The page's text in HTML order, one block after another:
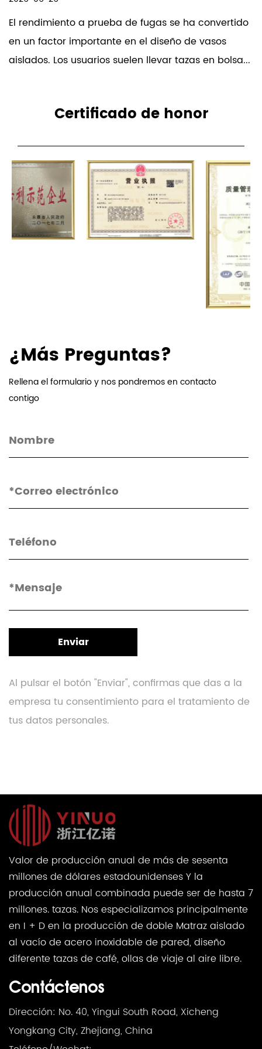
venden en todo el mundo. La empresa ha
obtenido el reconocimiento unánime de los
consumidores por la satisfactoria calidad de
Contamos con un equipo profesional de I+D.
Podemos aceptar OEM y ODM.
El rendimiento a prueba de fugas se ha convertido
en un factor importante en el diseño de vasos
aislados. Los usuarios suelen llevar tazas en bolsa...
Certificado de honor
¿Más Preguntas?
Rellena el formulario y nos pondremos en contacto
contigo
Al pulsar el botón "Enviar", confirmas que das a la
empresa tu consentimiento para el tratamiento de
tus datos personales.
Valor de producción anual de más de sesenta
millones de dólares estadounidenses Y la
producción anual combinada puede ser de hasta 7
millones. tazas. Nos especializamos principalmente
en I + D en la producción de doble Matraz aislado
al vacío de acero inoxidable de pared, diseño
diferente tazas de café, ollas de viaje al aire libre.
Contáctenos
Dirección: No. 40, Yingui South Road, Xicheng
Yongkang City, Zhejiang, China